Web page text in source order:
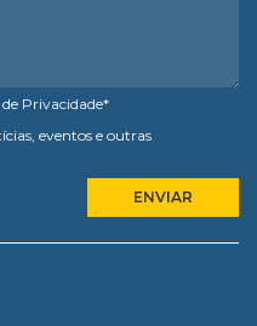
Privacidade*
eventos e outras